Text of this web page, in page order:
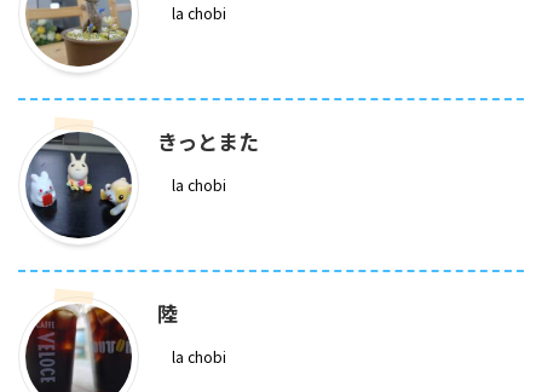
la chobi
きっとまた
la chobi
陸
la chobi